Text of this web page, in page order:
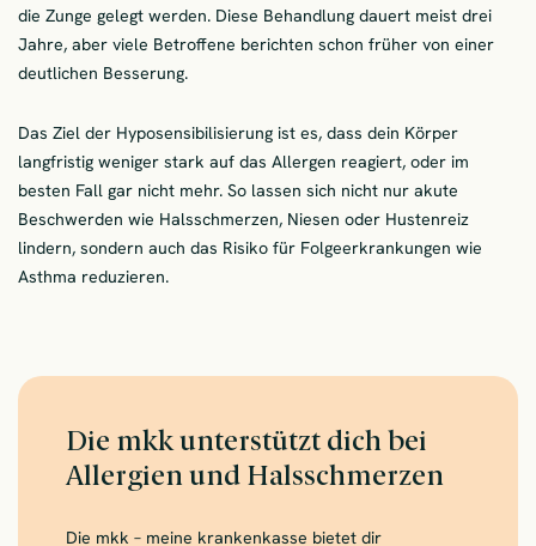
die Zunge gelegt werden. Diese Behandlung dauert meist drei
Jahre, aber viele Betroffene berichten schon früher von einer
deutlichen Besserung.
Das Ziel der Hyposensibilisierung ist es, dass dein Körper
langfristig weniger stark auf das Allergen reagiert, oder im
besten Fall gar nicht mehr. So lassen sich nicht nur akute
Beschwerden wie Halsschmerzen, Niesen oder Hustenreiz
lindern, sondern auch das Risiko für Folgeerkrankungen wie
Asthma reduzieren.
Die mkk unterstützt dich bei
Allergien und Halsschmerzen
Die mkk – meine krankenkasse bietet dir